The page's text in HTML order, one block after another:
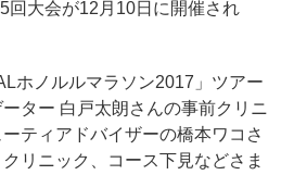
回大会が12月10日に開催され
ホノルルマラソン2017」ツアー
ター 白戸太朗さんの事前クリニ
ティアドバイザーの橋本ワコさ
リニック、コース下見などさま